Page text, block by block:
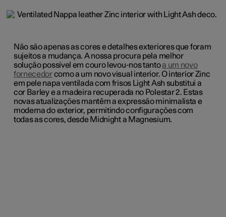
Não são apenas as cores e detalhes exteriores que foram
sujeitos a mudança. A nossa procura pela melhor
solução possível em couro levou-nos tantoa um novo
fornecedorcomo a um novo visual interior. O interior Zinc
em pele napa ventilada com frisos Light Ash substitui a
cor Barley e a madeira recuperada no Polestar 2. Estas
novas atualizações mantêm a expressão minimalista e
moderna do exterior, permitindo configurações com
todas as cores, desde Midnight a Magnesium.